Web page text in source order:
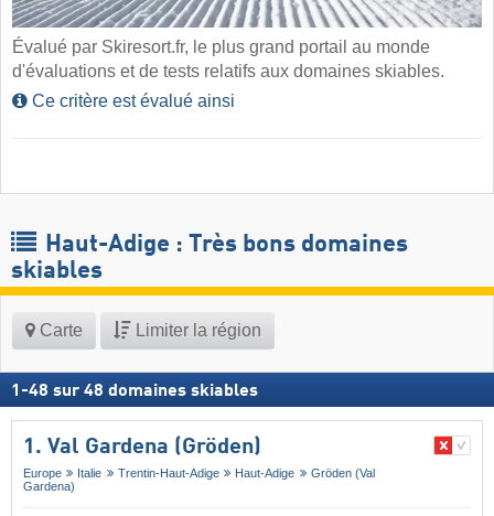
Évalué par Skiresort.fr, le plus grand portail au monde
d'évaluations et de tests relatifs aux domaines skiables.
Ce critère est évalué ainsi
Haut-Adige : Très bons domaines
skiables
Carte Limiter la région
1 -48 sur 48 domaines skiables
1. Val Gardena (Gröden)
Europe Italie Trentin-Haut-Adige Haut-Adige
Gröden (Val
Gardena)